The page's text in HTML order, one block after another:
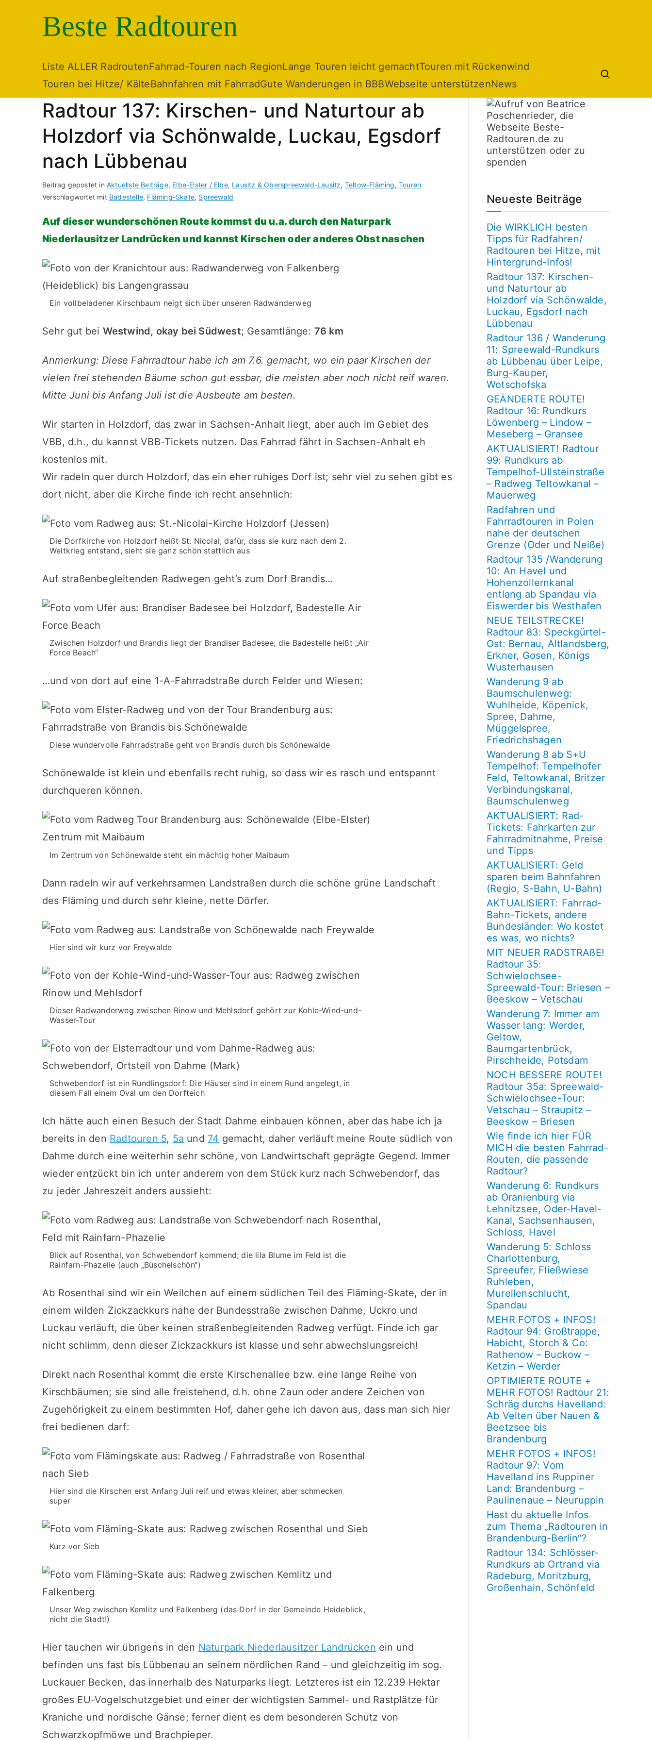
Beste Radtouren
Liste ALLER RadroutenFahrrad-Touren nach RegionLange Touren leicht gemachtTouren mit Rückenwind
Touren bei Hitze/ KälteBahnfahren mit FahrradGute Wanderungen in BBBWebseite unterstützenNews
Radtour 137: Kirschen- und Naturtour ab
Holzdorf via Schönwalde, Luckau, Egsdorf
nach Lübbenau
Beitrag gepostet in Aktuellste Beiträge, Elbe-Elster / Elbe, Lausitz & Oberspreewald-Lausitz, Teltow-Fläming,Touren
Verschlagwortet mit Badestelle, Fläming-Skate, Spreewald
Auf dieser wunderschönen Route kommst du u.a. durch den Naturpark
Niederlausitzer Landrücken und kannst Kirschen oder anderes Obst naschen
Ein vollbeladener Kirschbaum neigt sich über unseren Radwanderweg
Sehr gut bei Westwind, okay bei Südwest; Gesamtlänge: 76 km
Anmerkung: Diese Fahrradtour habe ich am 7.6. gemacht, wo ein paar Kirschen der
vielen frei stehenden Bäume schon gut essbar, die meisten aber noch nicht reif waren.
Mitte Juni bis Anfang Juli ist die Ausbeute am besten.
Wir starten in Holzdorf, das zwar in Sachsen-Anhalt liegt, aber auch im Gebiet des
VBB, d.h., du kannst VBB-Tickets nutzen. Das Fahrrad fährt in Sachsen-Anhalt eh
kostenlos mit.
Wir radeln quer durch Holzdorf, das ein eher ruhiges Dorf ist; sehr viel zu sehen gibt es
dort nicht, aber die Kirche finde ich recht ansehnlich:
Die Dorfkirche von Holzdorf heißt St. Nicolai; dafür, dass sie kurz nach dem 2.
Weltkrieg entstand, sieht sie ganz schön stattlich aus
Auf straßenbegleitenden Radwegen geht’s zum Dorf Brandis…
Zwischen Holzdorf und Brandis liegt der Brandiser Badesee; die Badestelle heißt „Air
Force Beach“
…und von dort auf eine 1-A-Fahrradstraße durch Felder und Wiesen:
Diese wundervolle Fahrradstraße geht von Brandis durch bis Schönewalde
Schönewalde ist klein und ebenfalls recht ruhig, so dass wir es rasch und entspannt
durchqueren können.
Im Zentrum von Schönewalde steht ein mächtig hoher Maibaum
Dann radeln wir auf verkehrsarmen Landstraßen durch die schöne grüne Landschaft
des Fläming und durch sehr kleine, nette Dörfer.
Hier sind wir kurz vor Freywalde
Dieser Radwanderweg zwischen Rinow und Mehlsdorf gehört zur Kohle-Wind-und-
Wasser-Tour
Schwebendorf ist ein Rundlingsdorf: Die Häuser sind in einem Rund angelegt, in
diesem Fall einem Oval um den Dorfteich
Ich hätte auch einen Besuch der Stadt Dahme einbauen können, aber das habe ich ja
bereits in den Radtouren 5, 5a und 74 gemacht, daher verläuft meine Route südlich von
Dahme durch eine weiterhin sehr schöne, von Landwirtschaft geprägte Gegend. Immer
wieder entzückt bin ich unter anderem von dem Stück kurz nach Schwebendorf, das
zu jeder Jahreszeit anders aussieht:
Blick auf Rosenthal, von Schwebendorf kommend; die lila Blume im Feld ist die
Rainfarn-Phazelie (auch „Büschelschön“)
Ab Rosenthal sind wir ein Weilchen auf einem südlichen Teil des Fläming-Skate, der in
einem wilden Zickzackkurs nahe der Bundesstraße zwischen Dahme, Uckro und
Luckau verläuft, die über keinen straßenbegleitenden Radweg verfügt. Finde ich gar
nicht schlimm, denn dieser Zickzackkurs ist klasse und sehr abwechslungsreich!
Direkt nach Rosenthal kommt die erste Kirschenallee bzw. eine lange Reihe von
Kirschbäumen; sie sind alle freistehend, d.h. ohne Zaun oder andere Zeichen von
Zugehörigkeit zu einem bestimmten Hof, daher gehe ich davon aus, dass man sich hier
frei bedienen darf:
Hier sind die Kirschen erst Anfang Juli reif und etwas kleiner, aber schmecken
super
Kurz vor Sieb
Unser Weg zwischen Kemlitz und Falkenberg (das Dorf in der Gemeinde Heideblick,
nicht die Stadt!)
Hier tauchen wir übrigens in den Naturpark Niederlausitzer Landrücken ein und
befinden uns fast bis Lübbenau an seinem nördlichen Rand – und gleichzeitig im sog.
Luckauer Becken, das innerhalb des Naturparks liegt. Letzteres ist ein 12.239 Hektar
großes EU-Vogelschutzgebiet und einer der wichtigsten Sammel- und Rastplätze für
Kraniche und nordische Gänse; ferner dient es dem besonderen Schutz von
Schwarzkopfmöwe und Brachpieper.
Neueste Beiträge
Die WIRKLICH besten
Tipps für Radfahren/
Radtouren bei Hitze, mit
Hintergrund-Infos!
Radtour 137: Kirschen-
und Naturtour ab
Holzdorf via Schönwalde,
Luckau, Egsdorf nach
Lübbenau
Radtour 136 / Wanderung
11: Spreewald-Rundkurs
ab Lübbenau über Leipe,
Burg-Kauper,
Wotschofska
GEÄNDERTE ROUTE!
Radtour 16: Rundkurs
Löwenberg – Lindow –
Meseberg – Gransee
AKTUALISIERT! Radtour
99: Rundkurs ab
Tempelhof-Ullsteinstraße
– Radweg Teltowkanal –
Mauerweg
Radfahren und
Fahrradtouren in Polen
nahe der deutschen
Grenze (Oder und Neiße)
Radtour 135 /Wanderung
10: An Havel und
Hohenzollernkanal
entlang ab Spandau via
Eiswerder bis Westhafen
NEUE TEILSTRECKE!
Radtour 83: Speckgürtel-
Ost: Bernau, Altlandsberg,
Erkner, Gosen, Königs
Wusterhausen
Wanderung 9 ab
Baumschulenweg:
Wuhlheide, Köpenick,
Spree, Dahme,
Müggelspree,
Friedrichshagen
Wanderung 8 ab S+U
Tempelhof: Tempelhofer
Feld, Teltowkanal, Britzer
Verbindungskanal,
Baumschulenweg
AKTUALISIERT: Rad-
Tickets: Fahrkarten zur
Fahrradmitnahme, Preise
und Tipps
AKTUALISIERT: Geld
sparen beim Bahnfahren
(Regio, S-Bahn, U-Bahn)
AKTUALISIERT: Fahrrad-
Bahn-Tickets, andere
Bundesländer: Wo kostet
es was, wo nichts?
MIT NEUER RADSTRAßE!
Radtour 35:
Schwielochsee-
Spreewald-Tour: Briesen –
Beeskow – Vetschau
Wanderung 7: Immer am
Wasser lang: Werder,
Geltow,
Baumgartenbrück,
Pirschheide, Potsdam
NOCH BESSERE ROUTE!
Radtour 35a: Spreewald-
Schwielochsee-Tour:
Vetschau – Straupitz –
Beeskow – Briesen
Wie finde ich hier FÜR
MICH die besten Fahrrad-
Routen, die passende
Radtour?
Wanderung 6: Rundkurs
ab Oranienburg via
Lehnitzsee, Oder-Havel-
Kanal, Sachsenhausen,
Schloss, Havel
Wanderung 5: Schloss
Charlottenburg,
Spreeufer, Fließwiese
Ruhleben,
Murellenschlucht,
Spandau
MEHR FOTOS + INFOS!
Radtour 94: Großtrappe,
Habicht, Storch & Co:
Rathenow – Buckow –
Ketzin – Werder
OPTIMIERTE ROUTE +
MEHR FOTOS! Radtour 21:
Schräg durchs Havelland:
Ab Velten über Nauen &
Beetzsee bis
Brandenburg
MEHR FOTOS + INFOS!
Radtour 97: Vom
Havelland ins Ruppiner
Land: Brandenburg –
Paulinenaue – Neuruppin
Hast du aktuelle Infos
zum Thema „Radtouren in
Brandenburg-Berlin“?
Radtour 134: Schlösser-
Rundkurs ab Ortrand via
Radeburg, Moritzburg,
Großenhain, Schönfeld